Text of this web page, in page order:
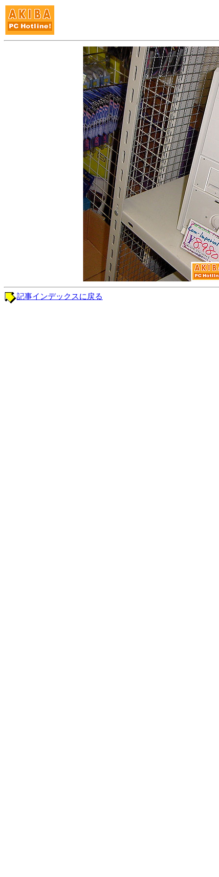
記事インデックスに戻る